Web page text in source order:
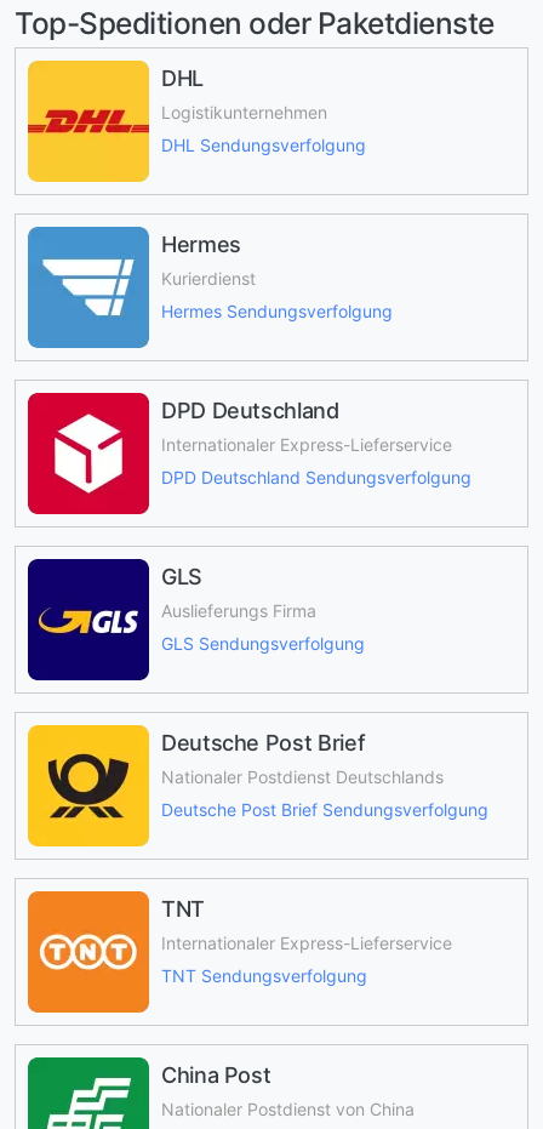
Top-Speditionen oder Paketdienste
DHL
Logistikunternehmen
DHL Sendungsverfolgung
Hermes
Kurierdienst
Hermes Sendungsverfolgung
DPD Deutschland
Internationaler Express-Lieferservice
DPD Deutschland Sendungsverfolgung
GLS
Auslieferungs Firma
GLS Sendungsverfolgung
Deutsche Post Brief
Nationaler Postdienst Deutschlands
Deutsche Post Brief Sendungsverfolgung
TNT
Internationaler Express-Lieferservice
TNT Sendungsverfolgung
China Post
Nationaler Postdienst von China